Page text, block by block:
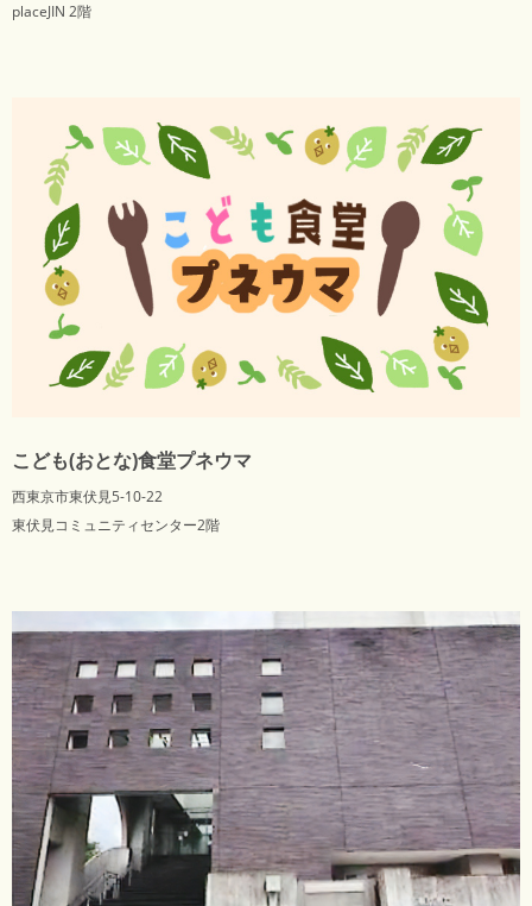
placeJIN 2階
こども(おとな)食堂プネウマ
西東京市東伏見5-10-22
東伏見コミュニティセンター2階